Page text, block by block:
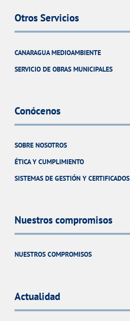
Otros Servicios
CANARAGUA MEDIOAMBIENTE
SERVICIO DE OBRAS MUNICIPALES
Conócenos
SOBRE NOSOTROS
ÉTICA Y CUMPLIMIENTO
SISTEMAS DE GESTIÓN Y CERTIFICADOS
Nuestros compromisos
NUESTROS COMPROMISOS
Actualidad